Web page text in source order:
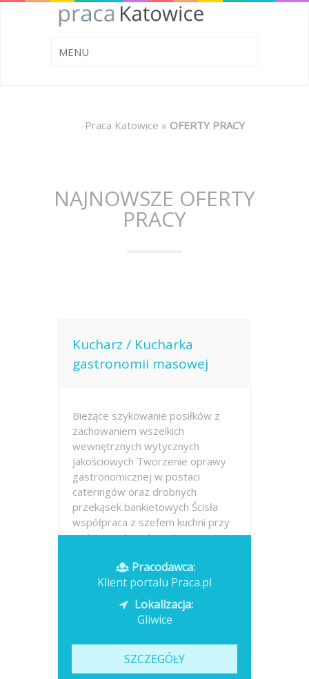
Praca Katowice » OFERTY PRACY
NAJNOWSZE OFERTY
PRACY
Kucharz / Kucharka
gastronomii masowej
Bieżące szykowanie posiłków z
zachowaniem wszelkich
wewnętrznych wytycznych
jakościowych Tworzenie oprawy
gastronomicznej w postaci
cateringów oraz drobnych
przekąsek bankietowych Ścisła
współpraca z szefem kuchni przy
codziennych zadaniach
Opublikowano: 2026-07-17
Pracodawca:
Klient portalu Praca.pl
Lokalizacja:
Gliwice
SZCZEGÓŁY